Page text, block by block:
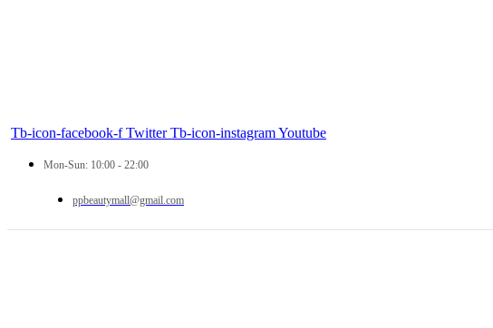
Tb-icon-facebook-f Twitter Tb-icon-instagramYoutube
Mon-Sun: 10:00 - 22:00
ppbeautymall@gmail.com